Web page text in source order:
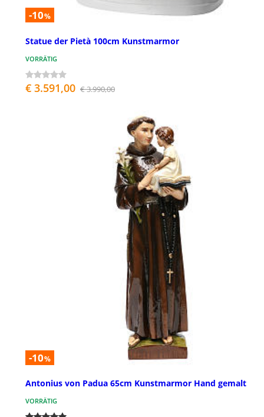
-10%
Statue der Pietà 100cm Kunstmarmor
VORRÄTIG
€ 3.591,00 € 3.990,00
-10%
Antonius von Padua 65cm Kunstmarmor Hand gemalt
VORRÄTIG